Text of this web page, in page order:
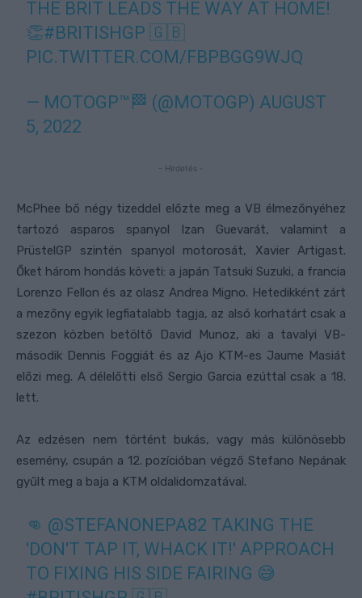
THE BRIT LEADS THE WAY AT HOME!
👏#BRITISHGP 🇬🇧
PIC.TWITTER.COM/FBPBGG9WJQ
— MOTOGP™🏁 (@MOTOGP) AUGUST
5, 2022
- Hirdetés -
McPhee bő négy tizeddel előzte meg a VB élmezőnyéhez
tartozó asparos spanyol Izan Guevarát, valamint a
PrüstelGP szintén spanyol motorosát, Xavier Artigast.
Őket három hondás követi: a japán Tatsuki Suzuki, a francia
Lorenzo Fellon és az olasz Andrea Migno. Hetedikként zárt
a mezőny egyik legfiatalabb tagja, az alsó korhatárt csak a
szezon közben betöltő David Munoz, aki a tavalyi VB-
második Dennis Foggiát és az Ajo KTM-es Jaume Masiát
előzi meg. A délelőtti első Sergio Garcia ezúttal csak a 18.
lett.
Az edzésen nem történt bukás, vagy más különösebb
esemény, csupán a 12. pozícióban végző Stefano Nepának
gyűlt meg a baja a KTM oldalidomzatával.
👊 @STEFANONEPA82 TAKING THE
'DON'T TAP IT, WHACK IT!' APPROACH
TO FIXING HIS SIDE FAIRING 😅